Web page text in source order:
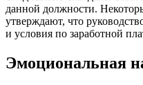
данной должности.
утверждают, что
и условия по заработной
Эмоциональная